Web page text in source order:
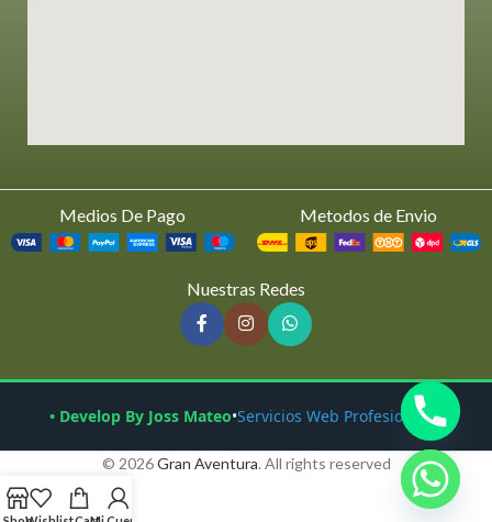
Medios De Pago Metodos de Envio
Nuestras Redes
• Develop By Joss Mateo•Servicios Web Profesionales
© 2026Gran Aventura. All rights reserved